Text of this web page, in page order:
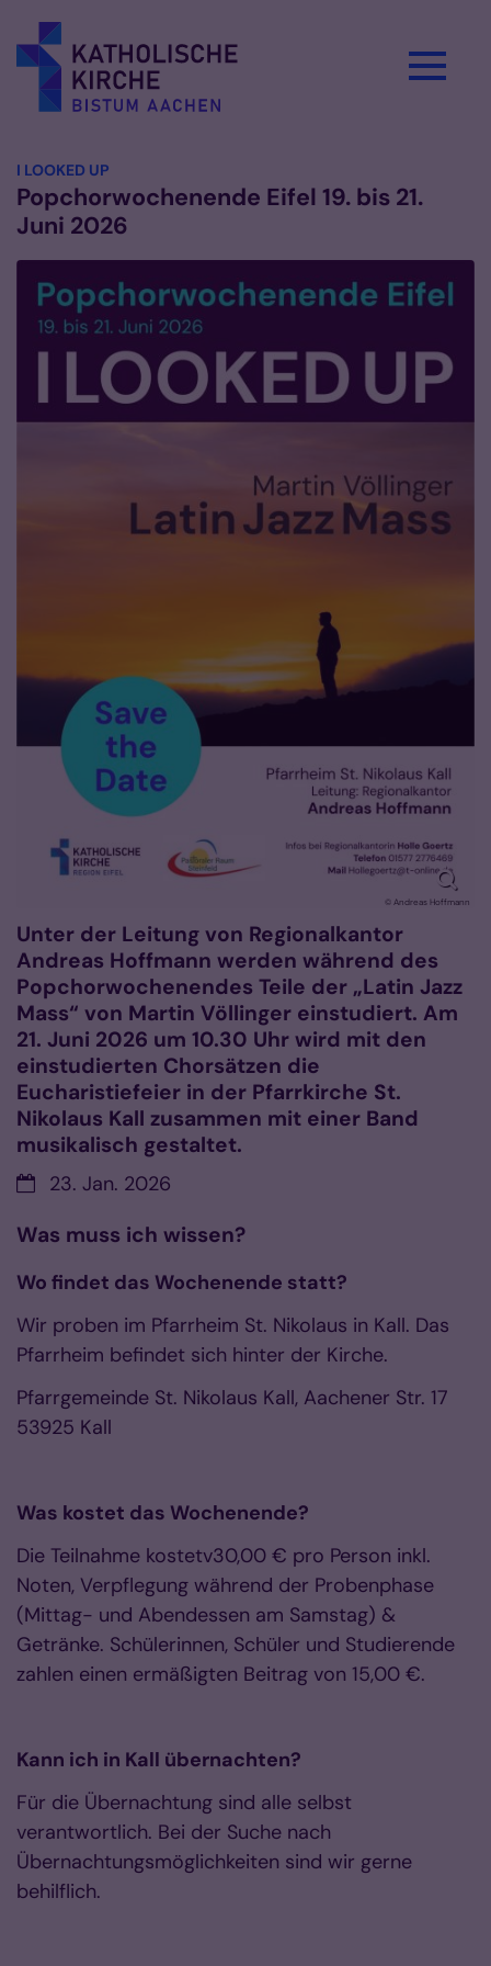
I LOOKED UP
Popchorwochenende Eifel 19. bis 21.
Juni 2026
© Andreas Hoffmann
Unter der Leitung von Regionalkantor
Andreas Hoffmann werden während des
Popchorwochenendes Teile der „Latin Jazz
Mass“ von Martin Völlinger einstudiert. Am
21. Juni 2026 um 10.30 Uhr wird mit den
einstudierten Chorsätzen die
Eucharistiefeier in der Pfarrkirche St.
Nikolaus Kall zusammen mit einer Band
musikalisch gestaltet.
Datum:23. Jan. 2026
Was muss ich wissen?
Wo findet das Wochenende statt?
Wir proben im Pfarrheim St. Nikolaus in Kall. Das
Pfarrheim befindet sich hinter der Kirche.
Pfarrgemeinde St. Nikolaus Kall, Aachener Str. 17
53925 Kall
Was kostet das Wochenende?
Die Teilnahme kostetv30,00 € pro Person inkl.
Noten, Verpflegung während der Probenphase
(Mittag- und Abendessen am Samstag) &
Getränke. Schülerinnen, Schüler und Studierende
zahlen einen ermäßigten Beitrag von 15,00 €.
Kann ich in Kall übernachten?
Für die Übernachtung sind alle selbst
verantwortlich. Bei der Suche nach
Übernachtungsmöglichkeiten sind wir gerne
behilflich.